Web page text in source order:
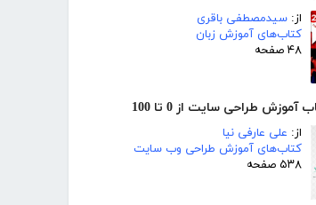
از: سیدمصطفی باقری
کتاب‌های آموزش زبان
۴۸ صفحه
آموزش طراحی سایت از 0 تا 100
از: علی عارفی نیا
کتاب‌های آموزش طراحی وب سایت
۵۳۸ صفحه